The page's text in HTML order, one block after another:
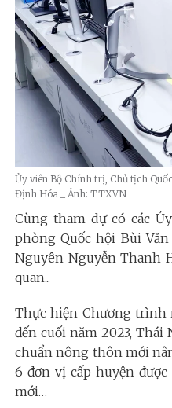
Ủy viên Bộ Chính trị, Chủ tịch
Định Hóa _ Ảnh: TTXVN
Cùng tham dự có các
phòng Quốc hội Bùi
Nguyên Nguyễn Thanh
quan...
Thực hiện Chương trình
đến cuối năm 2023, Thái
chuẩn nông thôn mới
6 đơn vị cấp huyện
mới…